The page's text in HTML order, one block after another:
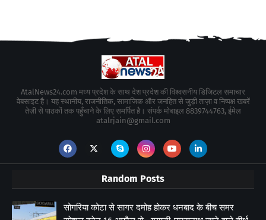
AtalNews24.com मध्य प्रदेश के साथ देश प्रदेश की विश्वसनीय डिजिटल समाचार
वेबसाइट है। यह स्थानीय, राजनीतिक, सामाजिक और जनहित से जुड़ी ताज़ा व निष्पक्ष खबरें
तेज़ी से पाठकों तक पहुँचाने के लिए समर्पित है। संपर्क मोबाइल 8839744763, ईमेल
atalrjain@gmail.com
Random Posts
सोगरिया कोटा से सागर दमोह होकर धनबाद के बीच समर